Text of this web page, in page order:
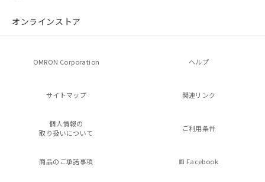
オンラインストア
OMRON Corporation ヘルプ
サイトマップ 関連リンク
個人情報の
取り扱いについて
ご利用条件
商品のご承諾事項 Facebook